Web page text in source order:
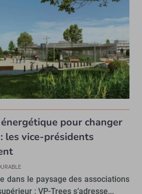
pour changer
les vice-présidents
dans le paysage des associations
: VP-Trees s’adresse...